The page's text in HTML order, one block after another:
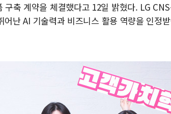
축 계약을 체결했다고 12일 밝혔다. LG
난 AI 기술력과 비즈니스 활용 역량을 인정